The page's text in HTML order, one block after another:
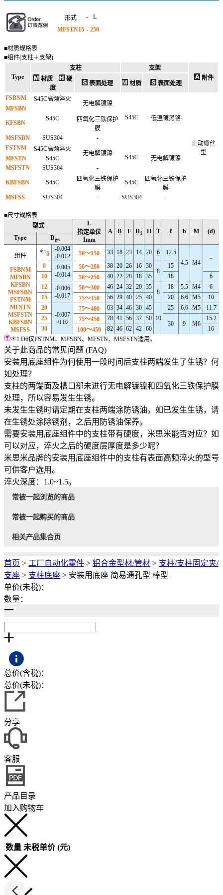
形式 -
L
MFSTN15 - 250
■材质规格表
■组件(支柱＋支架)
Type
支柱
支架
附件
材质
硬
度
表面处理 材质 表面处理
FSBNM S45C高频淬火
无电解镀镍
S45C
低温镀黑铬
止动螺丝
型
MFSBN
S45C
KFSBN
四氧化三铁保护
膜
MSFSBN
SUS304
-
FSTNM
S45C高频淬火
无电解镀镍
S45C 无电解镀镍
MFSTN
S45C
MSFSTN
SUS304 -
KBFSBN S45C
四氧化三铁保护
膜
S45C
四氧化三铁保护
膜
MSFSS
SUS304 - SUS304 -
■尺寸规格表
型式
L
指定单位
1mm
A B F D1 H T ℓ b M
(d)
Type
Dg6
组件
＊16
-0.004
-0.012
50～150 33 18 23 14 20 6
12.5
4.5
M4
-
8
-0.005
-0.014
50～200 38 20 26 16 30
8
15
FSBNM
MFSBN
KFSBN
MSFSBN
FSTNM
MFSTN
MSFSTN
KBFSBN
MSFSS
10 50～250 40 22 28 18 35 18
6
12
-0.006
-0.017
50～300 46 24 32 20 35
8
18 5.5 M4
6
15
75～350 56 29 40 25 40 20 6.6 M5
10
20
-0.007
-0.02
75～400 63 34 46 30 45
10
25 6.6 M5
11.7
25
75～450 78 41 56 37 50
30 9 M6
15.2
30
100～450 82 46 62 42 60
16
＊1 D6仅FSTNM、MFSBN、MFSTN、MSFSTN适用。
关于此商品的常见问题 (FAQ)
安装用底座组件为何使用一段时间后支柱两端发生了生锈？何
如处理？
支柱的两端面及槽口部未进行无电解镀镍和四氧化三铁保护膜
处理，所以容易发生生锈。
未发生生锈时请定期在支柱两端涂防锈油。如已发生生锈，请
在生锈处涂除锈剂，之后用防锈油保养。
需要安装用底座组件中的支柱带有硬度，米思米能否对应？如
可以对应，淬火之后的硬度层厚度是多少呢？
米思米品牌的安装用底座组件中的支柱有表面高频淬火的型号
可供客户选用。
淬火深度：1.0~1.5。
常被一起浏览的商品
常被一起购买的商品
相关产品集合页
首页 > 工厂自动化零件 > 铝合金型材/管材 > 支柱/支柱固定夹/
支座 > 支柱底座 > 安装用底座 简易通孔型 棒型
单价(未税)：
数量：
总价(含税)：
总价(未税)：
分享
客服
产品目录
加入购物车
数量 未税单价 (元)